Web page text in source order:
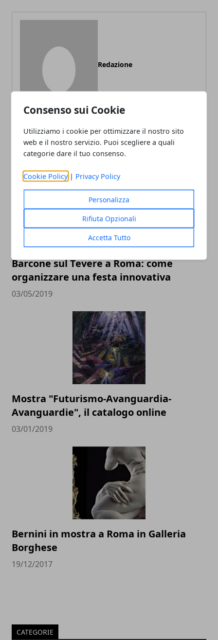
Consenso sui Cookie
Utilizziamo i cookie per ottimizzare il nostro sito
web e il nostro servizio. Puoi scegliere a quali
categorie dare il tuo consenso.
Cookie Policy | Privacy Policy
Personalizza
Rifiuta Opzionali
Accetta Tutto
Redazione
ARTICOLI CORRELATI
Barcone sul Tevere a Roma: come
organizzare una festa innovativa
03/05/2019
Mostra "Futurismo-Avanguardia-
Avanguardie", il catalogo online
03/01/2019
Bernini in mostra a Roma in Galleria
Borghese
19/12/2017
CATEGORIE